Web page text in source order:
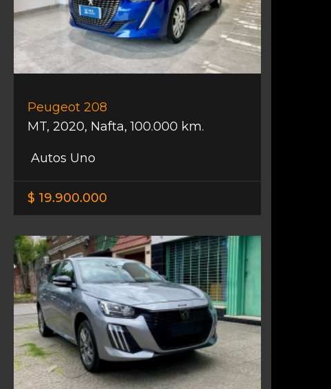
Peugeot 208
MT, 2020, Nafta,100.000 km.
Autos Uno
$ 19.900.000